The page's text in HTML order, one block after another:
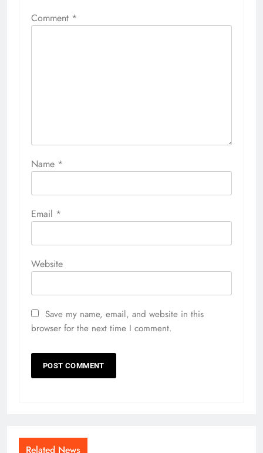
Comment *
Name *
Email *
Website
Save my name, email, and website in this
browser for the next time I comment.
Related News